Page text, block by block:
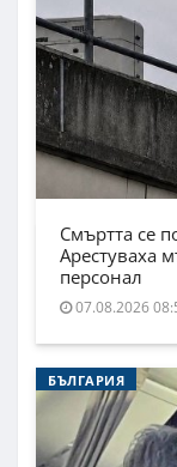
Смъртта се
Арестуваха
персонал
07.08.2026
БЪЛГАРИЯ